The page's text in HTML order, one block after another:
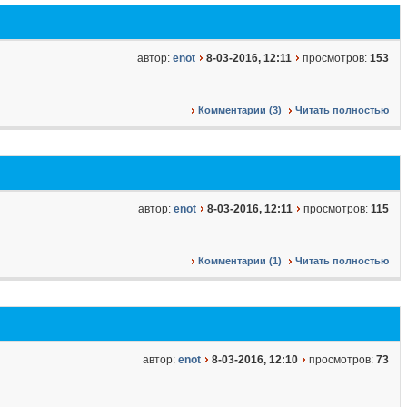
автор: enot 8-03-2016, 12:11 просмотров: 153
Комментарии (3) Читать полностью
автор: enot 8-03-2016, 12:11 просмотров: 115
Комментарии (1) Читать полностью
автор: enot 8-03-2016, 12:10 просмотров: 73